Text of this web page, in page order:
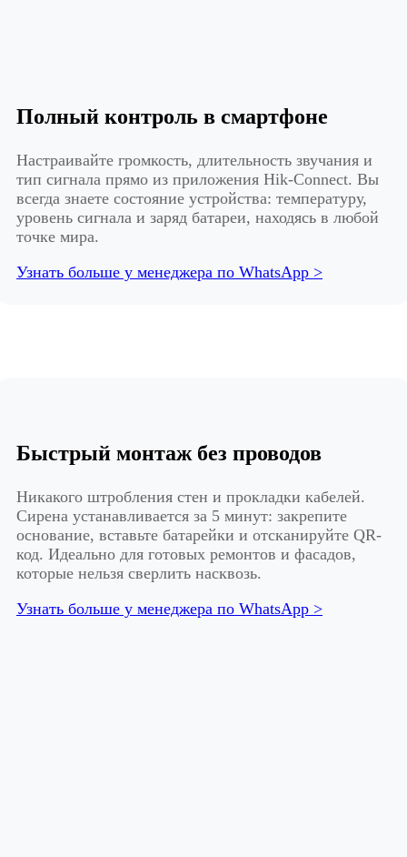
Полный контроль в смартфоне
Настраивайте громкость, длительность звучания и
тип сигнала прямо из приложения Hik-Connect. Вы
всегда знаете состояние устройства: температуру,
уровень сигнала и заряд батареи, находясь в любой
точке мира.
Узнать больше у менеджера по WhatsApp >
Быстрый монтаж без проводов
Никакого штробления стен и прокладки кабелей.
Сирена устанавливается за 5 минут: закрепите
основание, вставьте батарейки и отсканируйте QR-
код. Идеально для готовых ремонтов и фасадов,
которые нельзя сверлить насквозь.
Узнать больше у менеджера по WhatsApp >